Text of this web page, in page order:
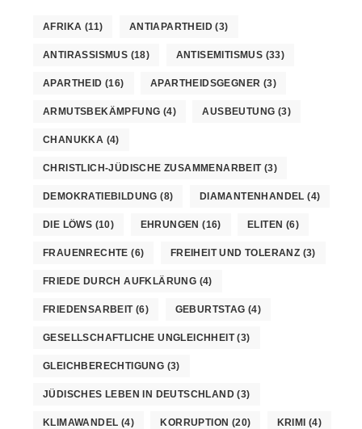
AFRIKA (11) ANTIAPARTHEID(3)
ANTIRASSISMUS (18) ANTISEMITISMUS (33)
APARTHEID (16) APARTHEIDSGEGNER (3)
ARMUTSBEKÄMPFUNG (4) AUSBEUTUNG (3)
CHANUKKA (4)
CHRISTLICH-JÜDISCHE ZUSAMMENARBEIT(3)
DEMOKRATIEBILDUNG (8) DIAMANTENHANDEL (4)
DIE LÖWS (10) EHRUNGEN (16) ELITEN (6)
FRAUENRECHTE (6) FREIHEIT UND TOLERANZ (3)
FRIEDE DURCH AUFKLÄRUNG (4)
FRIEDENSARBEIT(6) GEBURTSTAG (4)
GESELLSCHAFTLICHE UNGLEICHHEIT(3)
GLEICHBERECHTIGUNG (3)
JÜDISCHES LEBEN IN DEUTSCHLAND (3)
KLIMAWANDEL (4) KORRUPTION (20) KRIMI (4)